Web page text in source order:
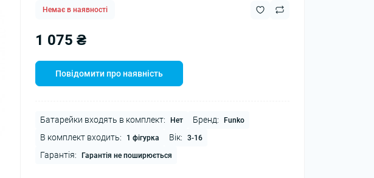
Немає в наявності
1 075 ₴
Повідомити про наявність
Батарейки входять в комплект: Нет Бренд: Funko
В комплект входить: 1 фігурка Вік: 3-16
Гарантія: Гарантія не поширюється